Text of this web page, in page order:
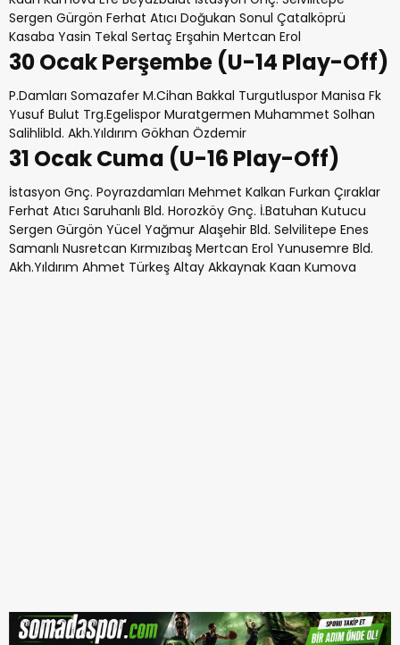
Sergen Gürgön Ferhat Atıcı Doğukan Sonul Çatalköprü
Kasaba Yasin Tekal Sertaç Erşahin Mertcan Erol
30 Ocak Perşembe (U-14 Play-Off)
P.Damları Somazafer M.Cihan Bakkal Turgutluspor Manisa Fk
Yusuf Bulut Trg.Egelispor Muratgermen Muhammet Solhan
Salihlibld. Akh.Yıldırım Gökhan Özdemir
31 Ocak Cuma (U-16 Play-Off)
İstasyon Gnç. Poyrazdamları Mehmet Kalkan Furkan Çıraklar
Ferhat Atıcı Saruhanlı Bld. Horozköy Gnç. İ.Batuhan Kutucu
Sergen Gürgön Yücel Yağmur Alaşehir Bld. Selvilitepe Enes
Samanlı Nusretcan Kırmızıbaş Mertcan Erol Yunusemre Bld.
Akh.Yıldırım Ahmet Türkeş Altay Akkaynak Kaan Kumova